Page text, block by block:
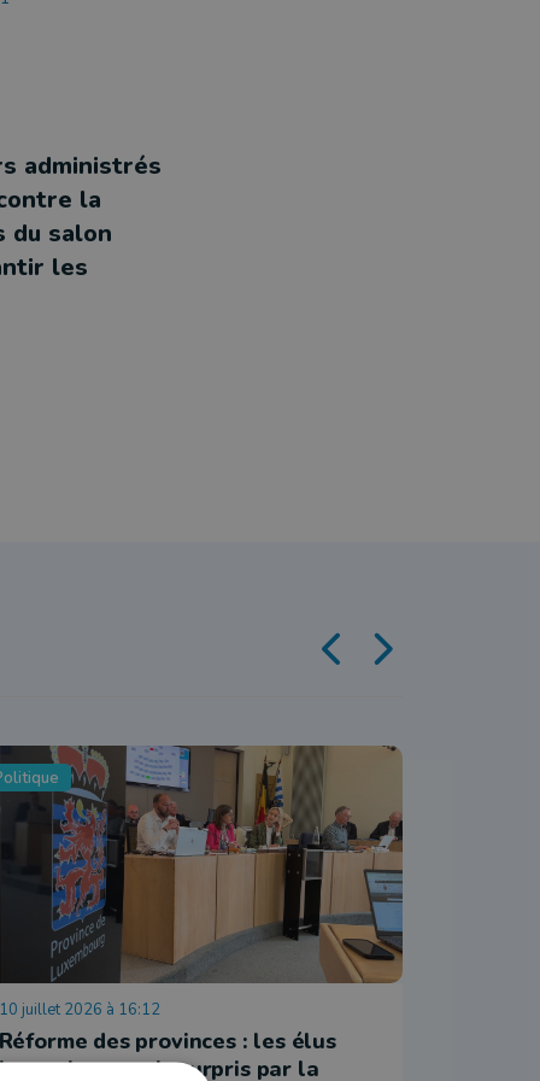
administrés
la
du salon
les
10 juillet 2026 à 16:12
Réforme des provinces : les élus
surpris par la